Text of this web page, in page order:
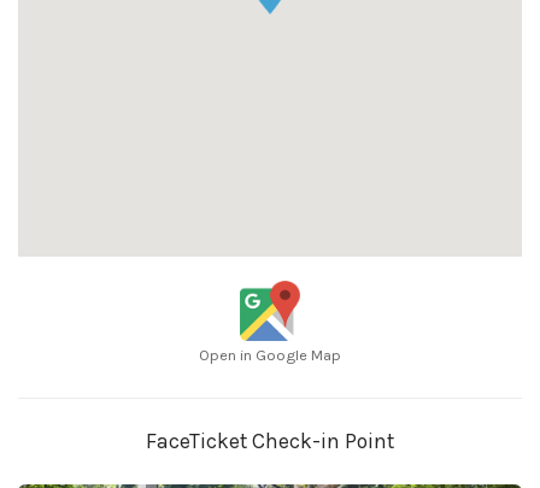
Open in Google Map
FaceTicket Check-in Point